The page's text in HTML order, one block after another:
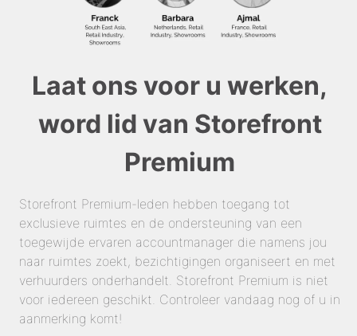
Laat ons voor u werken,
word lid van Storefront
Premium
Storefront Premium-leden hebben toegang tot
exclusieve ruimtes en de ondersteuning van een
toegewijde ervaren accountmanager die namens jou
naar ruimtes zoekt, bezichtigingen organiseert en met
verhuurders onderhandelt. Storefront Premium is niet
voor iedereen geschikt. Controleer vandaag nog of u in
aanmerking komt!